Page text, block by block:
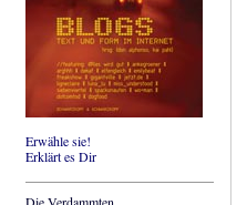
Erwähle sie!
Erklärt es Dir